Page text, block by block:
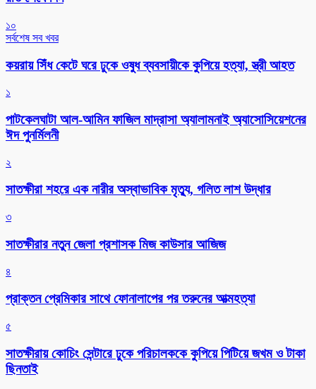
১০
সর্বশেষ সব খবর
কয়রায় সিঁধ কেটে ঘরে ঢুকে ওষুধ ব্যবসায়ীকে কুপিয়ে হত্যা, স্ত্রী আহত
১
পাটকেলঘাটা আল-আমিন ফাজিল মাদ্রাসা অ্যালামনাই অ্যাসোসিয়েশনের
ঈদ পুনর্মিলনী
২
সাতক্ষীরা শহরে এক নারীর অস্বাভাবিক মৃত্যু, গলিত লাশ উদ্ধার
৩
সাতক্ষীরার নতুন জেলা প্রশাসক মিজ কাউসার আজিজ
৪
প্রাক্তন প্রেমিকার সাথে ফোনালাপের পর তরুনের আত্মহত্যা
৫
সাতক্ষীরায় কোচিং সেন্টারে ঢুকে পরিচালককে কুপিয়ে পিটিয়ে জখম ও টাকা
ছিনতাই